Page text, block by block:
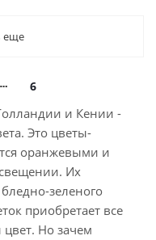
еще
6
и Кении -
Это цветы-
оранжевыми и
Их
зеленого
приобретает все
Но зачем